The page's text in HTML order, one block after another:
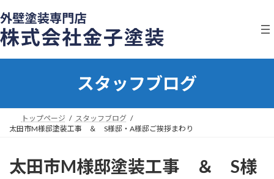
ン
テ
ン
ビ
ゲ
ー
スタッフブログ
トップページ
スタッフブログ
太田市M様邸塗装工事 ＆ S様邸・A様邸ご挨拶まわり
太田市M様邸塗装工事 ＆ S様